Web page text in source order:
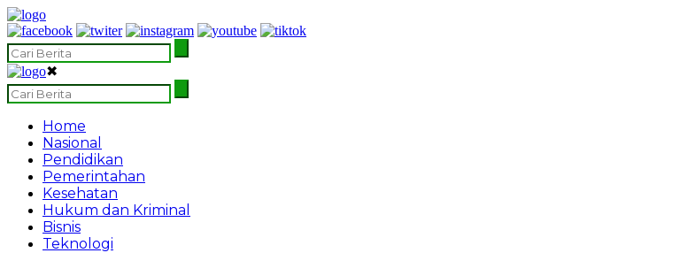
✖
Home
Nasional
Pendidikan
Pemerintahan
Kesehatan
Hukum dan Kriminal
Bisnis
Teknologi